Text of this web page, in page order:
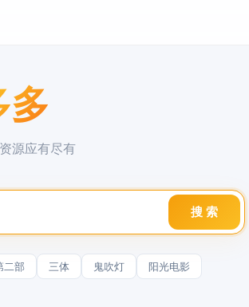
多
源应有尽有
搜 索
二部 三体 鬼吹灯 阳光电影